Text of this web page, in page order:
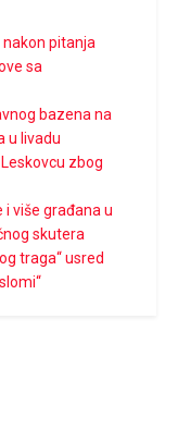
pitanja
sa
bazena na
u livadu
zbog
i više građana u
skutera
traga“ usred